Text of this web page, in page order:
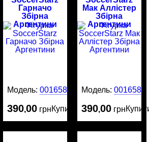
Гарначо
Збірна
Аргентини
Модель:0016586
390,00 грнКупити
Мак Аллістер
Збірна
Аргентини
Модель: 0016584
390,00 грн